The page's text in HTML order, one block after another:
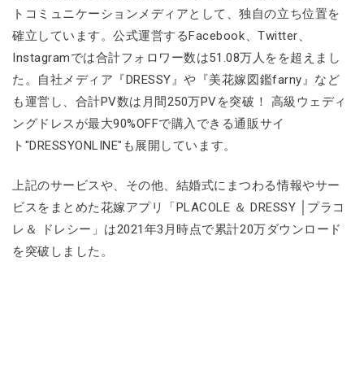
トコミュニケーションメディアとして、独自の立ち位置を
確立しています。公式運営するFacebook、Twitter、
Instagramでは合計フォロワー数は51.08万人をを超えまし
た。自社メディア『DRESSY』や『美花嫁図鑑farny』など
も運営し、合計PV数は月間250万PVを突破！ 高級ウェディ
ングドレスが最大90%OFFで購入できる通販サイ
ト"DRESSYONLINE"も展開しています。
上記のサービスや、その他、結婚式にまつわる情報やサー
ビスをまとめた花嫁アプリ「PLACOLE ＆ DRESSY │プラコ
レ＆ ドレシー」は2021年3月時点で累計20万ダウンロード
を突破しました。